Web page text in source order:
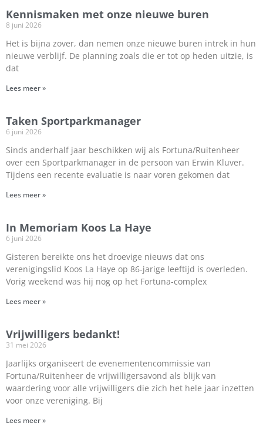
Kennismaken met onze nieuwe buren
8 juni 2026
Het is bijna zover, dan nemen onze nieuwe buren intrek in hun
nieuwe verblijf. De planning zoals die er tot op heden uitzie, is
dat
Lees meer »
Taken Sportparkmanager
6 juni 2026
Sinds anderhalf jaar beschikken wij als Fortuna/Ruitenheer
over een Sportparkmanager in de persoon van Erwin Kluver.
Tijdens een recente evaluatie is naar voren gekomen dat
Lees meer »
In Memoriam Koos La Haye
6 juni 2026
Gisteren bereikte ons het droevige nieuws dat ons
verenigingslid Koos La Haye op 86-jarige leeftijd is overleden.
Vorig weekend was hij nog op het Fortuna-complex
Lees meer »
Vrijwilligers bedankt!
31 mei 2026
Jaarlijks organiseert de evenementencommissie van
Fortuna/Ruitenheer de vrijwilligersavond als blijk van
waardering voor alle vrijwilligers die zich het hele jaar inzetten
voor onze vereniging. Bij
Lees meer »